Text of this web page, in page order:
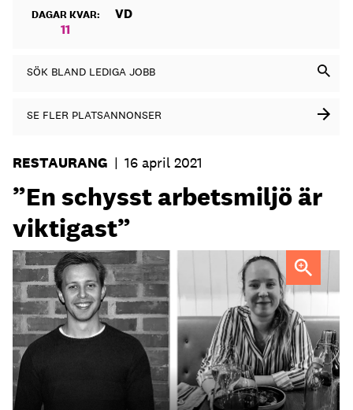
DAGAR KVAR:
11
VD
SÖK BLAND LEDIGA JOBB
SE FLER PLATSANNONSER
RESTAURANG | 16 april 2021
”En schysst arbetsmiljö är
viktigast”
Hugo Lönnqvist Gustafsson och Elin Enqvist läser sista
året på
kockprogrammet på Örebro universitet.Foto: Privat